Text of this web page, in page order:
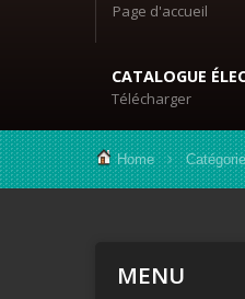
Page d'accueil
CATALOGUE
Télécharger
Home Catégorie
MENU